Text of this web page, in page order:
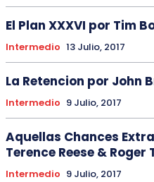
El Plan XXXVI por Tim
Intermedio 13 Julio, 2017
La Retencion por John
Intermedio 9 Julio, 2017
Aquellas Chances
Terence Reese & Roger
Intermedio 9 Julio, 2017